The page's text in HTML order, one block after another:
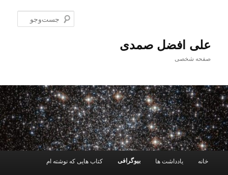
علی افضل صمدی
صفحه شخصی
خانه یادداشت ها بیوگرافی کتاب هایی که نوشته ام